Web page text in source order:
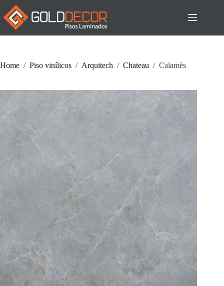
Pular
para
conteúdo
Home / Piso vinílicos / Arquitech / Chateau / Calamès